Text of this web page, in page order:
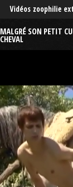
Vidéos zoophilie
MALGRÉ SON PETIT
CHEVAL